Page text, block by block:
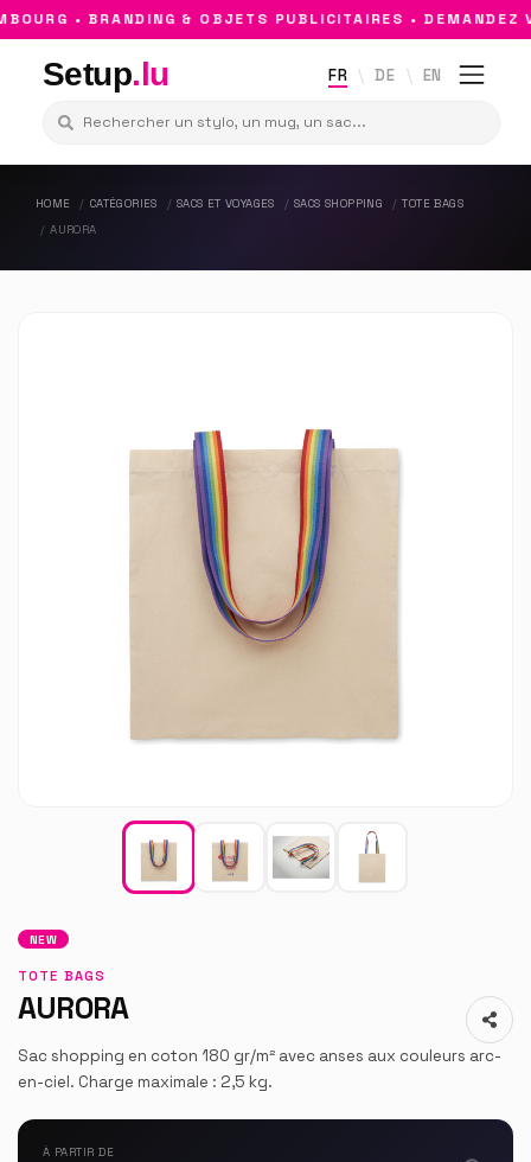
• BRANDING & OBJETS PUBLICITAIRES • DEMANDEZ
Setup.lu FR DE EN
HOME CATÉGORIES SACS ET VOYAGES SACS SHOPPING
TOTE BAGS
AURORA
NEW
TOTE BAGS
AURORA
Sac shopping en coton 180 gr/m² avec anses aux couleurs arc-
en-ciel. Charge maximale : 2,5 kg.
À PARTIR DE